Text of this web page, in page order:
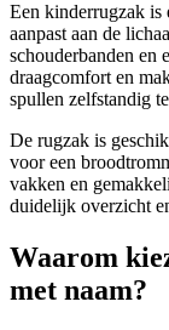
Een kinderrugzak is
aanpast aan de
schouderbanden en
draagcomfort en
spullen zelfstandig
De rugzak is
voor een
vakken en
duidelijk overzicht
Waarom
met naam?